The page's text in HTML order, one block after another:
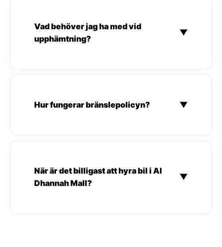
Vad behöver jag ha med vid
upphämtning?
▼
Hur fungerar bränslepolicyn? ▼
När är det billigast att hyra bil i Al
Dhannah Mall?
▼